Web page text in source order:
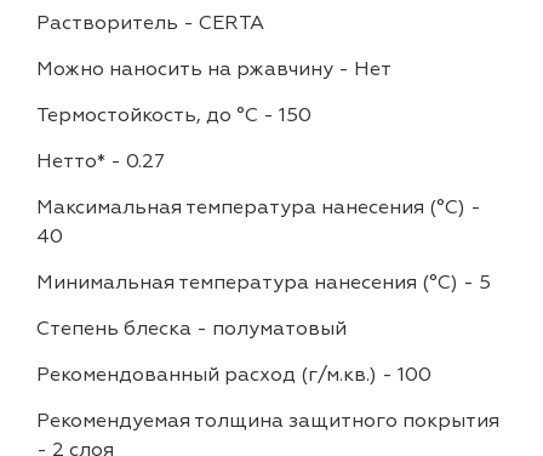
Растворитель - CERTA
Можно наносить на ржавчину - Нет
Термостойкость, до °C - 150
Нетто* - 0.27
Максимальная температура нанесения (°С) -
40
Минимальная температура нанесения (°С) - 5
Степень блеска - полуматовый
Рекомендованный расход (г/м.кв.) - 100
Рекомендуемая толщина защитного покрытия
- 2 слоя